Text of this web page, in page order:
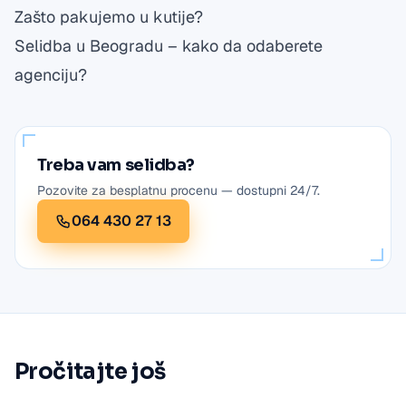
Zašto pakujemo u kutije?
Selidba u Beogradu – kako da odaberete
agenciju?
Treba vam selidba?
Pozovite za besplatnu procenu — dostupni 24/7.
064 430 27 13
Pročitajte još